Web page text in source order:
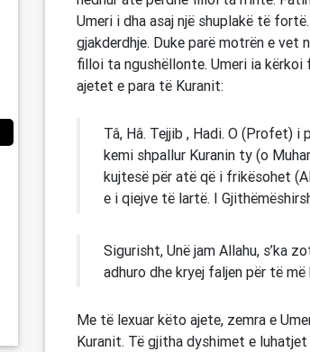
Umeri i dha asaj një shuplakë të
gjakderdhje. Duke parë motrën e vet
filloi ta ngushëllonte. Umeri ia
ajetet e para të Kuranit:
Tâ, Hâ. Tejjib , Hadi. O (Profet) i
kemi shpallur Kuranin ty (o
kujtesë për atë që i frikësohet
e i qiejve të lartë. I
Sigurisht, Unë jam Allahu, s’ka
adhuro dhe kryej faljen për të
Me të lexuar këto ajete, zemra e
Kuranit. Të gjitha dyshimet e luhatjet